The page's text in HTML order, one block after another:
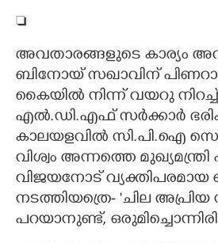

അവതാരങ്ങളുടെ കാര്യം
ബിനോയ് സഖാവിന്
കൈയിൽ നിന്ന് വയറു നിറച്ച്
എൽ.ഡി.എഫ് സർക്കാർ
കാലയളവിൽ സി.പി.ഐ
വിശ്വം അന്നത്തെ മുഖ്യമന്ത്രി
വിജയനോട് വ്യക്തിപരമായ
നടത്തിയത്രെ- 'ചില
പറയാനുണ്ട്,​